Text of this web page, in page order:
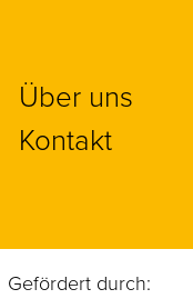
Über uns
Kontakt
Gefördert durch: